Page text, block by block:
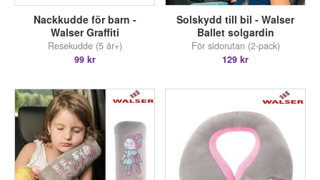
Nackkudde för barn -
Walser Graffiti
Resekudde (5 år+)
99 kr
Solskydd till bil - Walser
Ballet solgardin
För sidorutan (2-pack)
129 kr